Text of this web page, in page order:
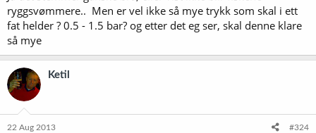
ryggsvømmere.. Men er vel ikke så mye trykk som skal i ett
fat helder ? 0.5 - 1.5 bar? og etter det eg ser, skal denne klare
så mye
Ketil
22 Aug 2013 #324